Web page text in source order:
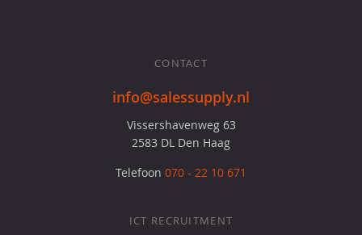
CONTACT
info@salessupply.nl
Vissershavenweg 63
2583 DL Den Haag
Telefoon 070 - 22 10 671
ICT RECRUITMENT